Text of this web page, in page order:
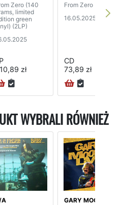
Zero (140
limited
green
(2LP)
zł
From Zero (2CD)
16.05.2025
CD
73,89 zł
WYBRALI RÓWNIEŻ
A
GARY MOORE